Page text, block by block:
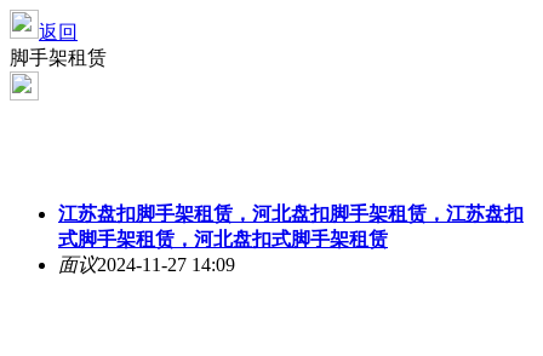
返回
脚手架租赁
江苏盘扣脚手架租赁，河北盘扣脚手架租赁，江苏盘扣
式脚手架租赁，河北盘扣式脚手架租赁
面议2024-11-27 14:09